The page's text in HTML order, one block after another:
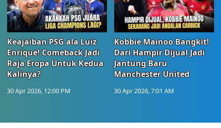
Keajaiban PSG ala Luiz
Enrique! Comeback Jadi
Raja Eropa Untuk Kedua
Kalinya?
30 Apr 2026, 12:00 PM
Kobbie Mainoo Bangkit!
Dari Hampir Dijual Jadi
Jantung Baru
Manchester United
30 Apr 2026, 7:01 AM